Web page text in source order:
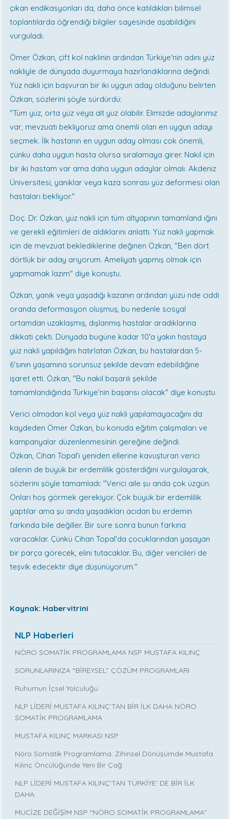
çıkan endikasyonları da, daha önce katıldıkları bilimsel
toplantılarda öğrendiği bilgiler sayesinde aşabildiğini
vurguladı.
Ömer Özkan, çift kol naklinin ardından Türkiye'nin adını yüz
nakliyle de dünyada duyurmaya hazırlandıklarına değindi.
Yüz nakli için başvuran bir iki uygun aday olduğunu belirten
Özkan, sözlerini şöyle sürdürdü:
"Tüm yüz, orta yüz veya alt yüz olabilir. Elimizde adaylarımız
var, mevzuatı bekliyoruz ama önemli olan en uygun adayı
seçmek. İlk hastanın en uygun aday olması çok önemli,
çünkü daha uygun hasta olursa sıralamaya girer. Nakil için
bir iki hastam var ama daha uygun adaylar olmalı. Akdeniz
Üniversitesi, yanıklar veya kaza sonrası yüz deformesi olan
hastaları bekliyor."
Doç. Dr. Özkan, yüz nakli için tüm altyapının tamamland ığını
ve gerekli eğitimleri de aldıklarını anlattı. Yüz nakli yapmak
için de mevzuat beklediklerine değinen Özkan, "Ben dört
dörtlük bir aday arıyorum. Ameliyatı yapmış olmak için
yapmamak lazım" diye konuştu.
Özkan, yanık veya yaşadığı kazanın ardından yüzü nde ciddi
oranda deformasyon oluşmuş, bu nedenle sosyal
ortamdan uzaklaşmış, dışlanmış hastalar aradıklarına
dikkati çekti. Dünyada bugüne kadar 10'a yakın hastaya
yüz nakli yapıldığını hatırlatan Özkan, bu hastalardan 5-
6'sının yaşamına sorunsuz şekilde devam edebildiğine
işaret etti. Özkan, "Bu nakil başarılı şekilde
tamamlandığında Türkiye'nin başarısı olacak" diye konuştu.
Verici olmadan kol veya yüz nakli yapılamayacağını da
kaydeden Ömer Özkan, bu konuda eğitim çalışmaları ve
kampanyalar düzenlenmesinin gereğine değindi.
Özkan, Cihan Topal'ı yeniden ellerine kavuşturan verici
ailenin de büyük bir erdemlilik gösterdiğini vurgulayarak,
sözlerini şöyle tamamladı: "Verici aile şu anda çok üzgün.
Onları hoş görmek gerekiyor. Çok büyük bir erdemlilik
yaptılar ama şu anda yaşadıkları acıdan bu erdemin
farkında bile değiller. Bir süre sonra bunun farkına
varacaklar. Çünkü Cihan Topal'da çocuklarından yaşayan
bir parça görecek, elini tutacaklar. Bu, diğer vericileri de
teşvik edecektir diye düşünüyorum."
Kaynak: Habervitrini
NLP Haberleri
NÖRO SOMATİK PROGRAMLAMA NSP MUSTAFA KILINÇ
SORUNLARINIZA “BİREYSEL” ÇÖZÜM PROGRAMLARI
Ruhumun İçsel Yolculuğu
NLP LİDERİ MUSTAFA KILINÇ’TAN BİR İLK DAHA NÖRO
SOMATİK PROGRAMLAMA
MUSTAFA KILINÇ MARKASI NSP
Nöro Somatik Programlama: Zihinsel Dönüşümde Mustafa
Kılınç Öncülüğünde Yeni Bir Çağ
NLP LİDERİ MUSTAFA KILINÇ'TAN TÜRKİYE' DE BİR İLK
DAHA
MUCİZE DEĞİŞİM NSP “NÖRO SOMATİK PROGRAMLAMA”